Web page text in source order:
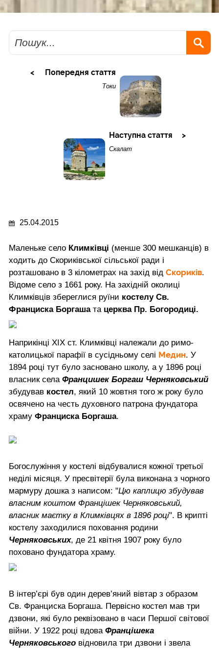
Пошук
Попередня стаття
Токи
Наступна стаття
Скалат
25.04.2015
Маленьке село Климківці (менше 300 мешканців) в
ходить до Скориківської сільської ради і
розташовано в 3 кілометрах на захід від Скориків.
Відоме село з 1661 року. На західній околиці
Климківців збереглися руїни костелу Св.
Франциска Боргашата церква Пр. Богородиці.
Наприкінці ХІХ ст. Климківці належали до римо-
католицької парафії в сусідньому селі Медин. У
1894 році тут було засновано школу, а у 1896 році
власник села Францишек Боргаш Черняковський
збудував костел, який 10 жовтня того ж року було
освячено на честь духовного патрона фундатора
храму Франциска Боргаша.
Богослужіння у костелі відбувалися кожної третьої
неділі місяця. У пресвітерії була виконана з чорного
мармуру дошка з написом: "Цю каплицю збудував
власним коштом Францішек Черняковський,
власник маєтку в Климківцях в 1896 році". В крипті
костелу заходилися поховання родини
Черняковських, де 21 квітня 1907 року було
поховано фундатора храму.
В інтер’єрі був один дерев’яний вівтар з образом
Св. Франциска Боргаша. Первісно костел мав три
дзвони, які було реквізовано в часи Першої світової
війни. У 1922 році вдова Францішека
Черняковського відновила три дзвони і звела